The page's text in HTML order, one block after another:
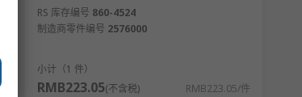
RS 库存编号 860-4524
制造商零件编号 2576000
小计（1 件）
RMB223.05(不含税) RMB223.05/件